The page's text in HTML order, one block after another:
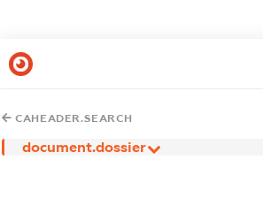
CAHEADER.SEARCH
document.dossier